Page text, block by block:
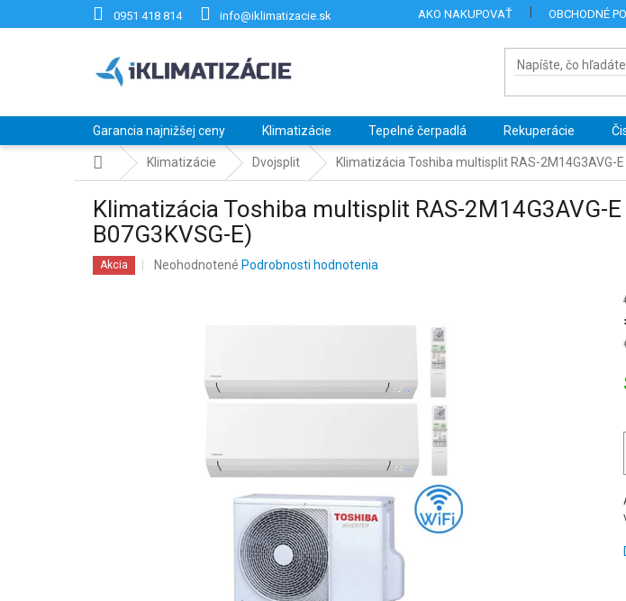
0951 418 814 info@iklimatizacie.sk AKO NAKUPOVAŤ OBCHODNÉ
Garancia najnižšej ceny Klimatizácie Tepelné čerpadlá Rekuperácie
DomovKlimatizácie Dvojsplit Klimatizácia Toshiba multisplit RAS-2M14G3AVG-
Klimatizácia Toshiba multisplit RAS-2M14G3AVG-
B07G3KVSG-E)
Akcia
Priemerné
hviezdičiek.
Neohodnotené Podrobnosti hodnotenia